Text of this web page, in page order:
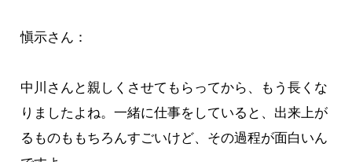
愼示さん：
中川さんと親しくさせてもらってから、もう長くな
りましたよね。一緒に仕事をしていると、出来上が
るものももちろんすごいけど、その過程が面白いん